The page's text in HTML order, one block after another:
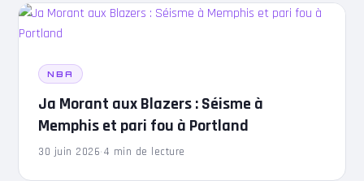
NBA
Ja Morant aux Blazers : Séisme à
Memphis et pari fou à Portland
30 juin 2026·4 min de lecture